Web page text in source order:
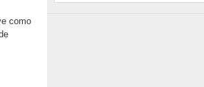
como